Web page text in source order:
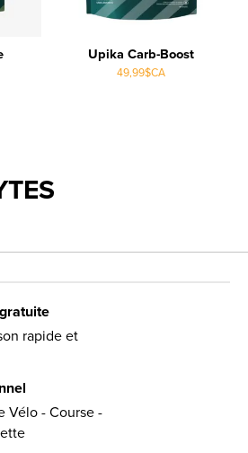
Upika Carb-Boost
49,99$CA
rapide et
Vélo - Course -